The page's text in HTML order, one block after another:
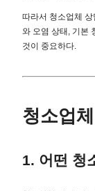
따라서 청소업체
와 오염 상태, 기본
것이 중요하다.
청소업
1. 어떤 청